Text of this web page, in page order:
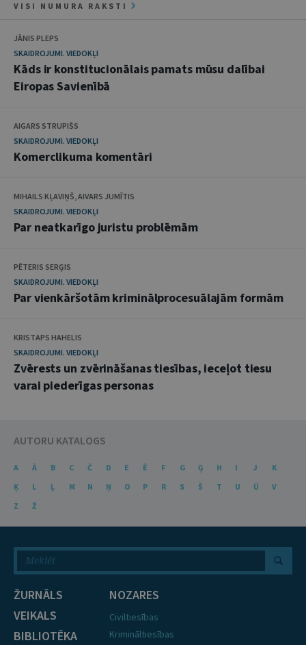
VISI NUMURA RAKSTI
JĀNIS PLEPS
SKAIDROJUMI. VIEDOKĻI
Kāds ir konstitucionālais pamats mūsu dalībai
Eiropas Savienībā
AIGARS STRUPIŠS
SKAIDROJUMI. VIEDOKĻI
Komerclikuma komentāri
MIHAILS KĻAVIŅŠ, AIVARS JUMĪTIS
SKAIDROJUMI. VIEDOKĻI
Par neatkarīgo juristu problēmām
PĒTERIS SERĢIS
SKAIDROJUMI. VIEDOKĻI
Par vienkāršotām kriminālprocesuālajām formām
KRISTAPS HAHELIS
SKAIDROJUMI. VIEDOKĻI
Zvērests un zvērināšanas tiesības, ieceļot tiesu
varai piederīgas personas
AUTORU KATALOGS
A Ā B C Č D E Ē F G Ģ H I J
K
Ķ
L Ļ M N Ņ O P R S Š T U Ū
V
Z
Ž
ŽURNĀLS
VEIKALS
BIBLIOTĒKA
NOZARES
Civiltiesības
Krimināltiesības